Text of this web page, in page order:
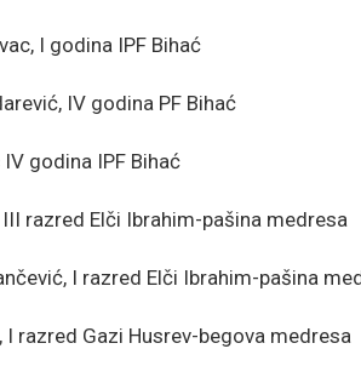
I godina IPF Bihać
IV godina PF Bihać
godina IPF Bihać
razred Elči Ibrahim-pašina medresa
I razred Elči Ibrahim-pašina
I razred Gazi Husrev-begova medresa